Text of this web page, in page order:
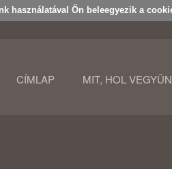
használatával Ön beleegyezik a
CÍMLAP MIT, HOL